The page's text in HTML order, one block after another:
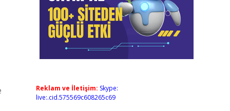
Reklam ve İletişim: Skype:
live:.cid.575569c608265c69